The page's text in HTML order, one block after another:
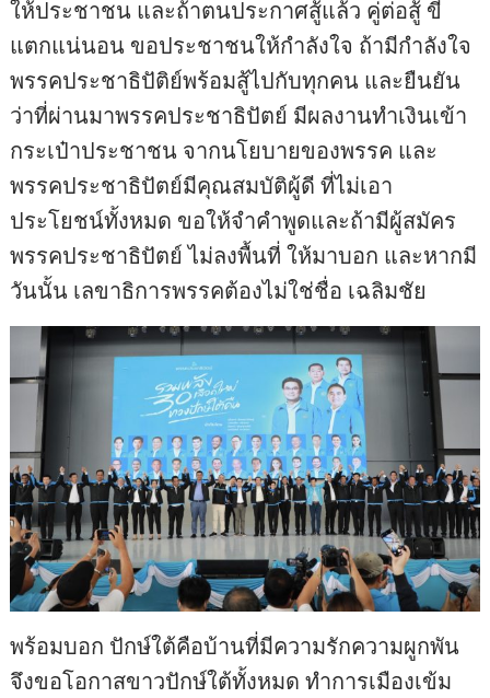
ให้ประชาชน และถ้าตนประกาศสู้แล้ว คู่ต่อสู้ ขี้
แตกแน่นอน ขอประชาชนให้กำลังใจ ถ้ามีกำลังใจ
พรรคประชาธิปัติย์พร้อมสู้ไปกับทุกคน และยืนยัน
ว่าที่ผ่านมาพรรคประชาธิปัตย์ มีผลงานทำเงินเข้า
กระเป๋าประชาชน จากนโยบายของพรรค และ
พรรคประชาธิปัตย์มีคุณสมบัติผู้ดี ที่ไม่เอา
ประโยชน์ทั้งหมด ขอให้จำคำพูดและถ้ามีผู้สมัคร
พรรคประชาธิปัตย์ ไม่ลงพื้นที่ ให้มาบอก และหากมี
วันนั้น เลขาธิการพรรคต้องไม่ใช่ชื่อ เฉลิมชัย
พร้อมบอก ปักษ์ใต้คือบ้านที่มีความรักความผูกพัน
จึงขอโอกาสขาวปักษ์ใต้ทั้งหมด ทำการเมืองเข้ม